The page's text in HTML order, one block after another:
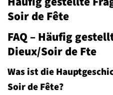
Soir de Fête
FAQ – Häufig
Dieux/Soir de Fte
Was ist die
Soir de Fête?